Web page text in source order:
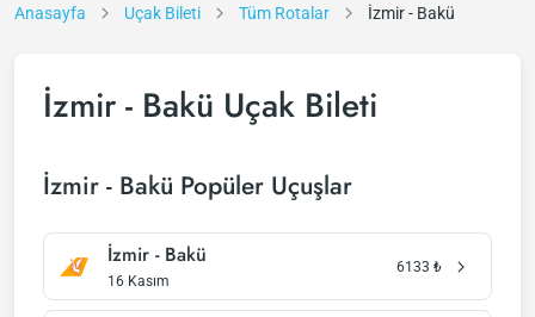
Anasayfa Uçak Bileti Tüm Rotalar İzmir - Bakü
İzmir - Bakü Uçak Bileti
İzmir - Bakü Popüler Uçuşlar
İzmir - Bakü
16 Kasım
6133 ₺